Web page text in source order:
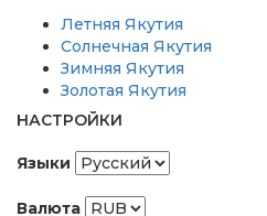
Летняя Якутия
Солнечная Якутия
Зимняя Якутия
Золотая Якутия
НАСТРОЙКИ
Языки
Валюта